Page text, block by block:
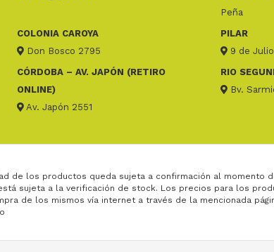
Peña
COLONIA CAROYA
Don Bosco 2795
PILAR
9 de
CÓRDOBA – AV. JAPÓN (RETIRO
ONLINE)
Av. Japón 2551
RIO
Bv.
de los productos queda sujeta a confirmación al momento
sujeta a la verificación de stock. Los precios para los
de los mismos vía internet a través de la mencionada